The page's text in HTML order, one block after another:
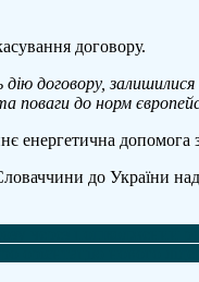
договору.
договору,
поваги до норм
енергетична
до України